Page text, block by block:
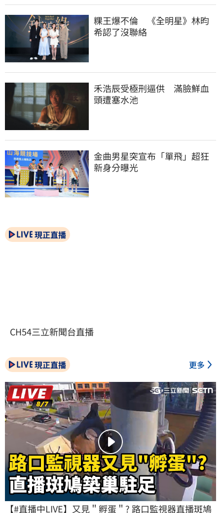
粿王爆不倫　《全明星》林昀
希認了沒聯絡
禾浩辰受極刑逼供　滿臉鮮血
頭遭塞水池
金曲男星突宣布「單飛」超狂
新身分曝光
現正直播
CH54三立新聞台直播
現正直播 更多
【#直播中LIVE】又見＂孵蛋＂? 路口監視器直播斑鳩